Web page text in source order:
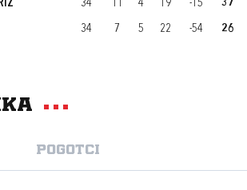
34 11 4 19 -15 37
34 7 5 22 -54 26
Pogotci